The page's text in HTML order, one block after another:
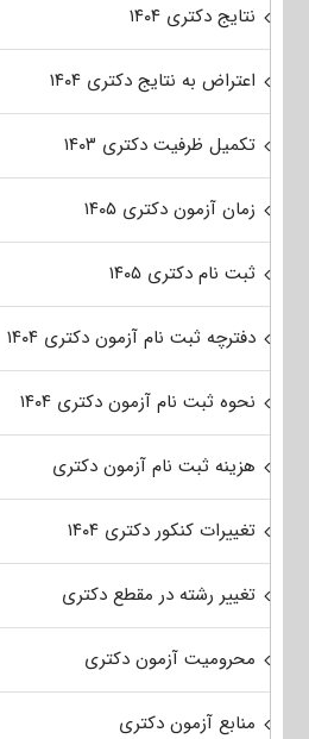
نتایج دکتری ۱۴۰۴
اعتراض به نتایج دکتری ۱۴۰۴
تکمیل ظرفیت دکتری ۱۴۰۳
زمان آزمون دکتری ۱۴۰۵
ثبت نام دکتری ۱۴۰۵
دفترچه ثبت نام آزمون دکتری ۱۴۰۴
نحوه ثبت نام آزمون دکتری ۱۴۰۴
هزینه ثبت نام آزمون دکتری
تغییرات کنکور دکتری ۱۴۰۴
تغییر رشته در مقطع دکتری
محرومیت آزمون دکتری
منابع آزمون دکتری